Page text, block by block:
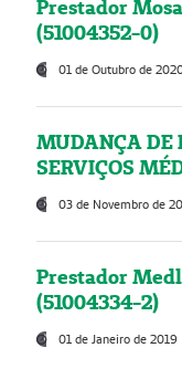
Prestador
(51004352-0)
01 de Outubro de
MUDANÇA DE
SERVIÇOS
03 de Novembro de
Prestador
(51004334-2)
01 de Janeiro de 2019